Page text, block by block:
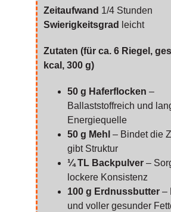
Zeitaufwand 1/4 Stunden
Swierigkeitsgrad
leicht
Zutaten (für ca. 6 Riegel,
kcal, 300 g)
50 g Haferflocken –
Ballaststoffreich und
Energiequelle
50 g Mehl – Bindet die
gibt Struktur
¼ TL Backpulver–
lockere Konsistenz
100 g Erdnussbutter–
und voller gesunder